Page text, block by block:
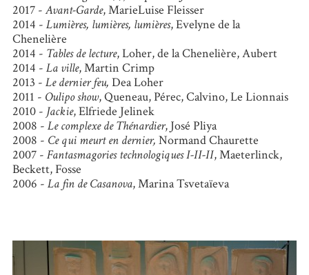
2017 -Avant-Garde, MarieLuise Fleisser
2014 - Lumières, lumières, lumières, Evelyne de la
Chenelière
2014 - Tables de lecture, Loher, de la Chenelière, Aubert
2014 - La ville, Martin Crimp
2013 - Le dernier feu, Dea Loher
2011 - Oulipo show, Queneau, Pérec, Calvino, Le Lionnais
2010 - Jackie, Elfriede Jelinek
2008 - Le complexe de Thénardier, José Pliya
2008 - Ce qui meurt en dernier, Normand Chaurette
2007 - Fantasmagories technologiques I-II-II, Maeterlinck,
Beckett, Fosse
2006 - La fin de Casanova, Marina Tsvetaïeva